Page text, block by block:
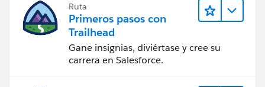
Ruta
Primeros pasos con
Trailhead
Gane insignias, diviértase y cree su
carrera en Salesforce.